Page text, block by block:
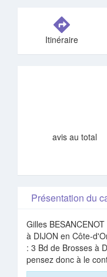
Itinéraire
avis au total
Présentation du
Gilles
à DIJON en Côte-
: 3 Bd de Brosses à
pensez donc à le